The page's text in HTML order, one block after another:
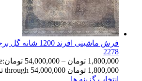
فرش ماشینی افرند
2278
1,800,000 تومان –
54,000,000 تومان
1,800,000 تومان through 54,000,000 تومان